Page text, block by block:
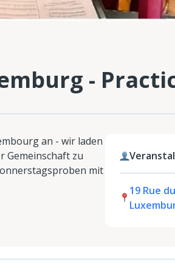
-
an - wir laden
Gemeinschaft zu
mit
19 Rue